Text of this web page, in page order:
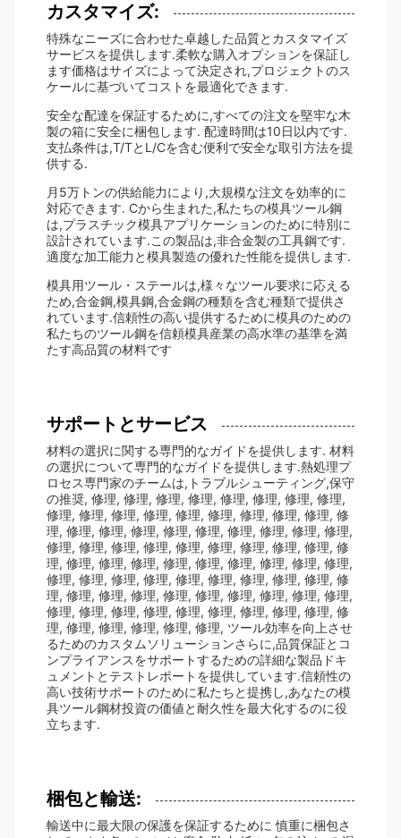
カスタマイズ:
特殊なニーズに合わせた卓越した品質とカスタマイズ
サービスを提供します.柔軟な購入オプションを保証し
ます価格はサイズによって決定され,プロジェクトのス
ケールに基づいてコストを最適化できます.
安全な配達を保証するために,すべての注文を堅牢な木
製の箱に安全に梱包します. 配達時間は10日以内です.
支払条件は,T/TとL/Cを含む便利で安全な取引方法を提
供する.
月5万トンの供給能力により,大規模な注文を効率的に
対応できます. Cから生まれた,私たちの模具ツール鋼
は,プラスチック模具アプリケーションのために特別に
設計されています.この製品は,非合金製の工具鋼です.
適度な加工能力と模具製造の優れた性能を提供します.
模具用ツール・ステールは,様々なツール要求に応える
ため,合金鋼,模具鋼,合金鋼の種類を含む種類で提供さ
れています.信頼性の高い提供するために模具のための
私たちのツール鋼を信頼模具産業の高水準の基準を満
たす高品質の材料です
サポートとサービス
材料の選択に関する専門的なガイドを提供します. 材料
の選択について専門的なガイドを提供します.熱処理プ
ロセス専門家のチームは,トラブルシューティング,保守
の推奨, 修理, 修理, 修理, 修理, 修理, 修理, 修理, 修理,
修理, 修理, 修理, 修理, 修理, 修理, 修理, 修理, 修理, 修
理, 修理, 修理, 修理, 修理, 修理, 修理, 修理, 修理, 修理,
修理, 修理, 修理, 修理, 修理, 修理, 修理, 修理, 修理, 修
理, 修理, 修理, 修理, 修理, 修理, 修理, 修理, 修理, 修理,
修理, 修理, 修理, 修理, 修理, 修理, 修理, 修理, 修理, 修
理, 修理, 修理, 修理, 修理, 修理, 修理, 修理, 修理, 修理,
修理, 修理, 修理, 修理, 修理, 修理, 修理, 修理, 修理, 修
理, 修理, 修理, 修理, 修理, 修理, ツール効率を向上させ
るためのカスタムソリューションさらに,品質保証とコ
ンプライアンスをサポートするための詳細な製品ドキ
ュメントとテストレポートを提供しています.信頼性の
高い技術サポートのために私たちと提携し,あなたの模
具ツール鋼材投資の価値と耐久性を最大化するのに役
立ちます.
梱包と輸送:
輸送中に最大限の保護を保証するために 慎重に梱包さ